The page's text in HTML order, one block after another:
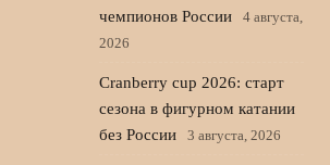
чемпионов России
4 августа,
2026
Cranberry cup 2026: старт
сезона в фигурном катании
без России
3 августа, 2026